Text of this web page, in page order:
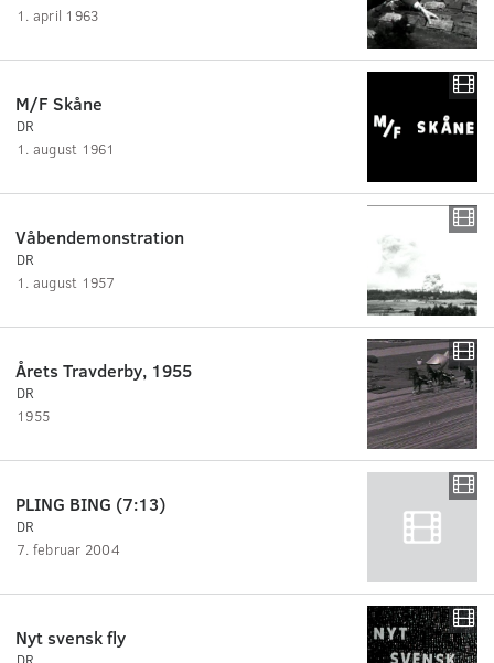
1. april 1963
M/F Skåne
DR
1. august 1961
Våbendemonstration
DR
1. august 1957
Årets Travderby, 1955
DR
1955
PLING BING (7:13)
DR
7. februar 2004
Nyt svensk fly